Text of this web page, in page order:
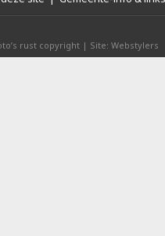
rust copyright | Site: Webstylers